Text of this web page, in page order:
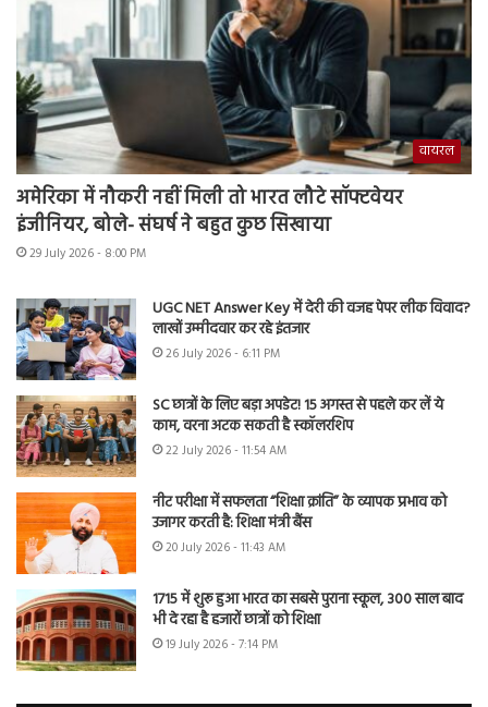
वायरल
अमेरिका में नौकरी नहीं मिली तो भारत लौटे सॉफ्टवेयर
इंजीनियर, बोले- संघर्ष ने बहुत कुछ सिखाया
29 July 2026 - 8:00 PM
UGC NET Answer Key में देरी की वजह पेपर लीक विवाद?
लाखों उम्मीदवार कर रहे इंतजार
26 July 2026 - 6:11 PM
SC छात्रों के लिए बड़ा अपडेट! 15 अगस्त से पहले कर लें ये
काम, वरना अटक सकती है स्कॉलरशिप
22 July 2026 - 11:54 AM
नीट परीक्षा में सफलता “शिक्षा क्रांति” के व्यापक प्रभाव को
उजागर करती है: शिक्षा मंत्री बैंस
20 July 2026 - 11:43 AM
1715 में शुरू हुआ भारत का सबसे पुराना स्कूल, 300 साल बाद
भी दे रहा है हजारों छात्रों को शिक्षा
19 July 2026 - 7:14 PM